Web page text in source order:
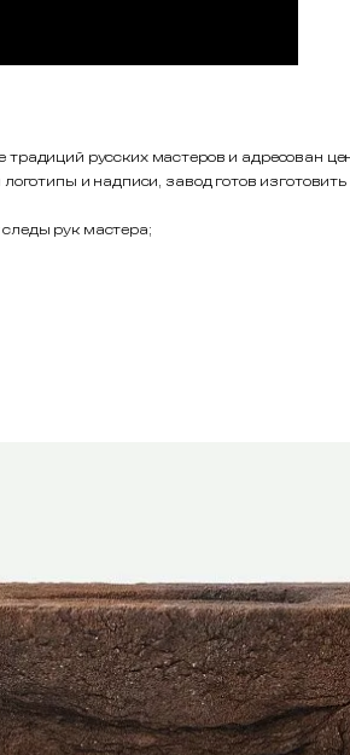
русских мастеров и адресован
и надписи, завод готов
рук мастера;
переложен вспененным полистиролом для
(от 50 000 штук);